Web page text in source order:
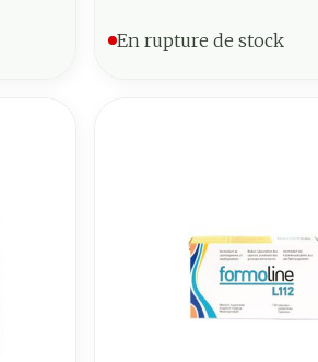
En rupture de stock